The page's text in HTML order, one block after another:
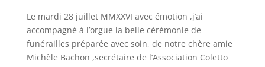
Le mardi 28 juillet MMXXVI avec émotion ,j’ai
accompagné à l’orgue la belle cérémonie de
funérailles préparée avec soin, de notre chère amie
Michèle Bachon ,secrétaire de l’Association Coletto